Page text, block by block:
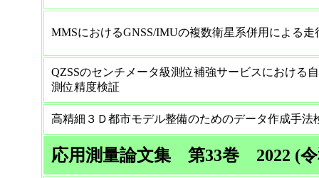
MMSにおけるGNSS/IMUの複数衛星系併用による
QZSSのセンチメータ級測位補強サービスにおける
測位精度検証
高精細３Ｄ都市モデル整備のためのデータ作成手法
応用測量論文集 第33巻 2022 (令